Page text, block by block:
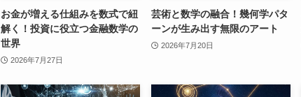
お金が増える仕組みを数式で紐
解く！投資に役立つ金融数学の
世界
2026年7月27日
芸術と数学の融合！幾何学パタ
ーンが生み出す無限のアート
2026年7月20日